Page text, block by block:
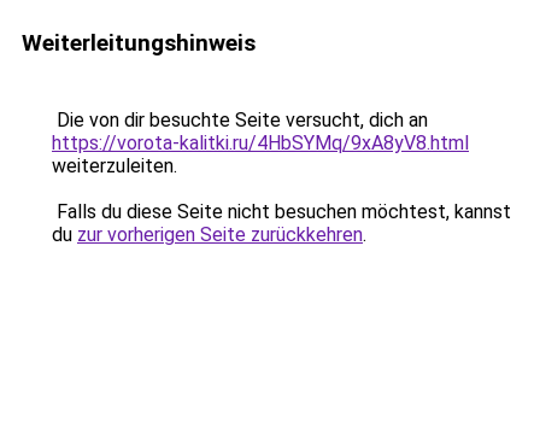
Weiterleitungshinweis
Die von dir besuchte Seite versucht, dich an
https://vorota-kalitki.ru/4HbSYMq/9xA8yV8.html
weiterzuleiten.
Falls du diese Seite nicht besuchen möchtest, kannst
du zur vorherigen Seite zurückkehren.